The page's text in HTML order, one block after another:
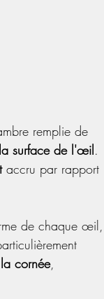
remplie de
surface de l'œil.
accru par rapport
de chaque œil,
cornée,